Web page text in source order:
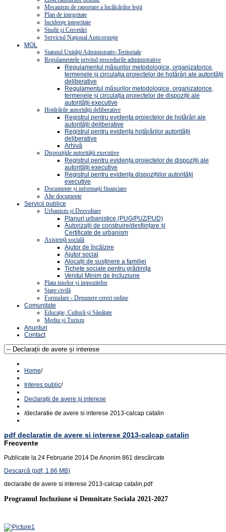
Mecanism de raportare a încălcărilor legii
Plan de integritate
Incidențe integritate
Studii și Cercetări
Serviciul Național Anticorupție
MOL
Statutul Unității Administrativ-Teritoriale
Regulamentele privind procedurile administrative
Regulamentul măsurilor metodologice, organizatorice,
termenele și circulația proiectelor de hotărâri ale autorității
deliberative
Regulamentul măsurilor metodologice, organizatorice,
termenele și circulația proiectelor de dispoziții ale
autorității executive
Hotărârile autorității deliberative
Registrul pentru evidenţa proiectelor de hotărâri ale
autorității deliberative
Registrul pentru evidența hotărârilor autorității
deliberative
Arhivă
Dispozițiile autorității executive
Registrul pentru evidența proiectelor de dispoziții ale
autorității executive
Registrul pentru evidența dispozițiilor autorității
executive
Documente și informații financiare
Alte documente
Servicii publice
Urbanism și Dezvoltare
Planuri urbanistice (PUG/PUZ/PUD)
Autorizații de construire/desființare și
Certificate de urbanism
Asistență socială
Ajutor de încălzire
Ajutor social
Alocații de susținere a familiei
Tichete sociale pentru grădinița
Venitul Minim de Incluziune
Plata taxelor și impozitelor
Stare civilă
Formulare - Depunere cereri online
Comunitate
Educație, Cultură și Sănătate
Mediu și Turism
Anunturi
Contact
Home/
Interes public/
Declarații de avere și interese
/declaratie de avere si interese 2013-calcap catalin
pdf declaratie de avere si interese 2013-calcap catalin
Frecvente
Publicate la 24 Februarie 2014 De Anonim 861 descărcate
Descarcă (pdf, 1.86 MB)
declaratie de avere si interese 2013-calcap catalin.pdf
Programul Incluziune si Demnitate Sociala 2021-2027